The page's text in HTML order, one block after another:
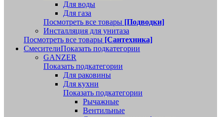
Для воды
Для газа
Посмотреть все товары [Подводки]
Инсталляция для унитаза
Посмотреть все товары [Сантехника]
СмесителиПоказать подкатегории
GANZER
Показать подкатегории
Для раковины
Для кухни
Показать подкатегории
Рычажные
Вентильные